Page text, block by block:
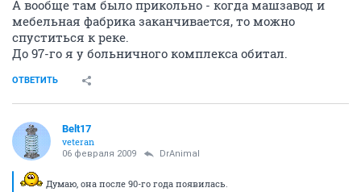
А вообще там было прикольно - когда машзавод и
мебельная фабрика заканчивается, то можно
спуститься к реке.
До 97-го я у больничного комплекса обитал.
ОТВЕТИТЬ
Belt17
veteran
06 февраля 2009 DrAnimal
Думаю, она после 90-го года появилась.